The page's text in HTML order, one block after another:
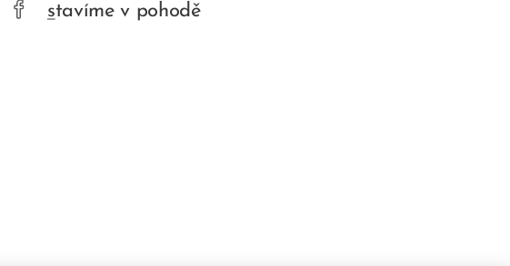
stavíme v pohodě